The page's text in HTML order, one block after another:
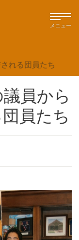
メニュー
れる団員たち
員から
員たち